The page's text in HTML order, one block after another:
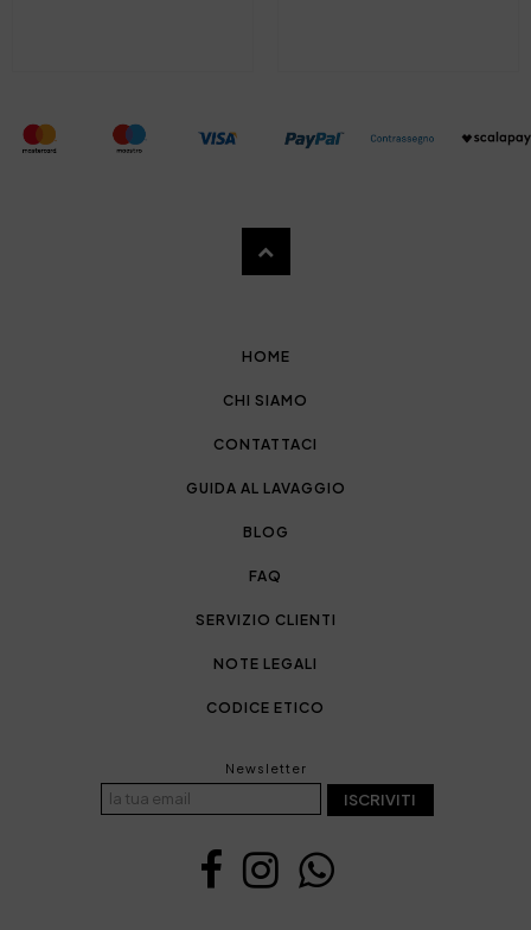
HOME
CHI SIAMO
CONTATTACI
GUIDA AL LAVAGGIO
BLOG
FAQ
SERVIZIO CLIENTI
NOTE LEGALI
CODICE ETICO
Newsletter
ISCRIVITI